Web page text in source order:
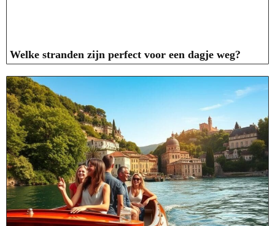
Welke stranden zijn perfect voor een dagje weg?